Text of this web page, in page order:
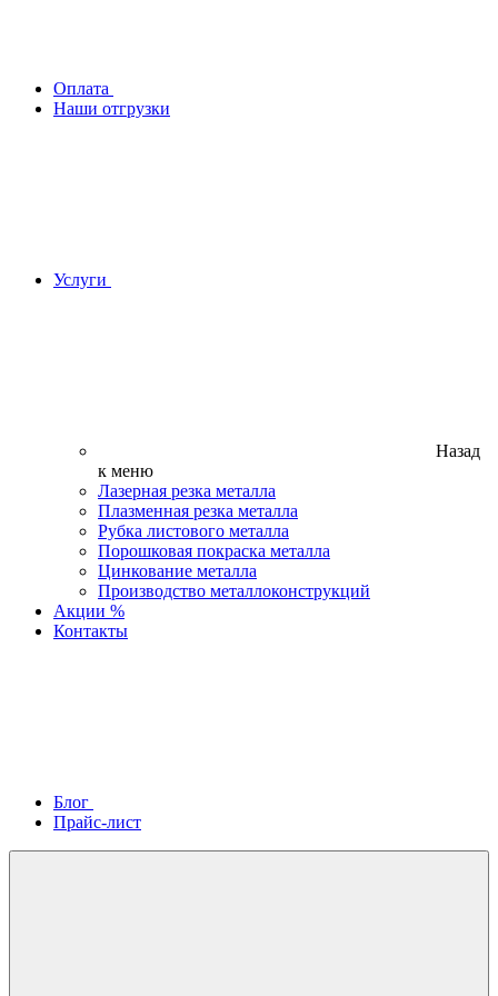
Оплата
Наши отгрузки
Услуги
Назад
к меню
Лазерная резка металла
Плазменная резка металла
Рубка листового металла
Порошковая покраска металла
Цинкование металла
Производство металлоконструкций
Акции %
Контакты
Блог
Прайс-лист